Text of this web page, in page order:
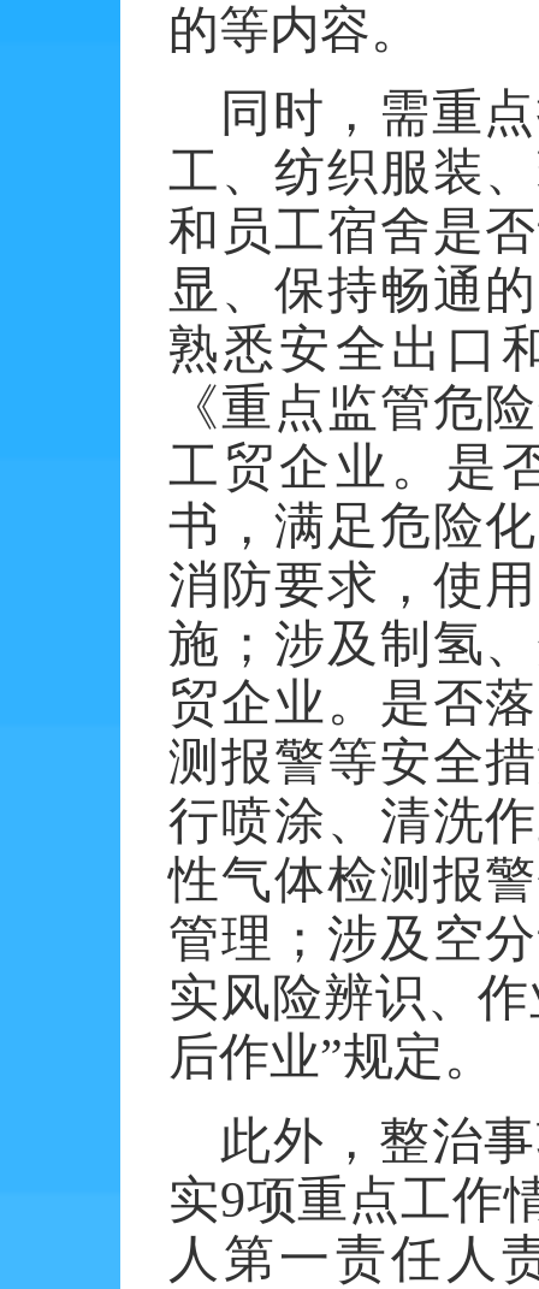
的等内容。
同时，需重
工、纺织服装
和员工宿舍是
显、保持畅通
熟悉安全出口
《重点监管危
工贸企业。是
书，满足危险
消防要求，使
施；涉及制氢
贸企业。是否
测报警等安全
行喷涂、清洗
性气体检测报
管理；涉及空
实风险辨识、
后作业”规定。
此外，整治
实9项重点工作
人第一责任人